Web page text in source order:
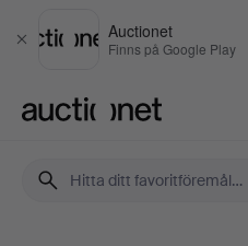
Stäng
Auctionet
Finns på Google Play